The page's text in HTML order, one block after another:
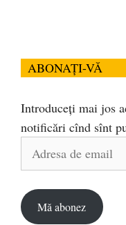
ABONAȚI-VĂ
Introduceți mai jos
notificări cînd sînt
Adresa
Mă abonez